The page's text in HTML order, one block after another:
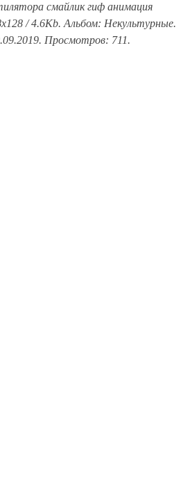
смайлик гиф анимация
/ 4.6Kb. Альбом: Некультурные.
Просмотров: 711.